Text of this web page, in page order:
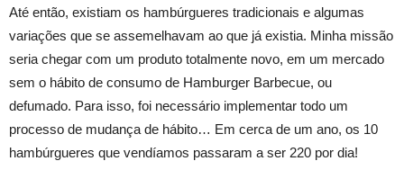
Até então, existiam os hambúrgueres tradicionais e algumas
variações que se assemelhavam ao que já existia. Minha missão
seria chegar com um produto totalmente novo, em um mercado
sem o hábito de consumo de Hamburger Barbecue, ou
defumado. Para isso, foi necessário implementar todo um
processo de mudança de hábito… Em cerca de um ano, os 10
hambúrgueres que vendíamos passaram a ser 220 por dia!